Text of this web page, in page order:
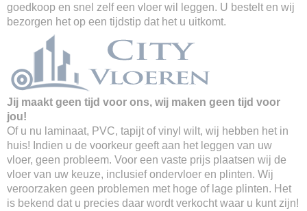
goedkoop en snel zelf een vloer wil leggen. U bestelt en wij
bezorgen het op een tijdstip dat het u uitkomt.
Jij maakt geen tijd voor ons, wij maken geen tijd voor
jou!
Of u nu laminaat, PVC, tapijt of vinyl wilt, wij hebben het in
huis! Indien u de voorkeur geeft aan het leggen van uw
vloer, geen probleem. Voor een vaste prijs plaatsen wij de
vloer van uw keuze, inclusief ondervloer en plinten. Wij
veroorzaken geen problemen met hoge of lage plinten. Het
is bekend dat u precies daar wordt verkocht waar u kunt zijn!